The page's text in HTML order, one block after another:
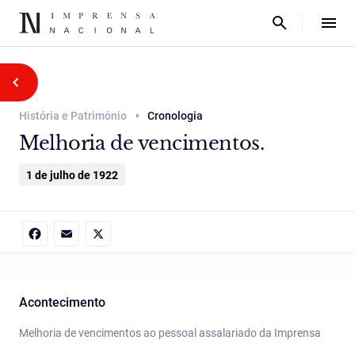
História e Património Cronologia
Melhoria de vencimentos.
1 de julho de 1922
Acontecimento
Melhoria de vencimentos ao pessoal assalariado da Imprensa